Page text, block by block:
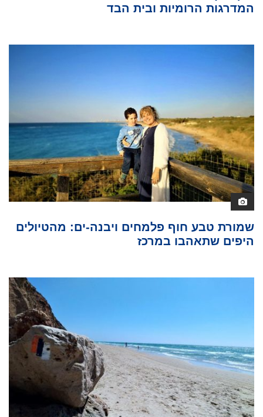
המדרגות הרומיות ובית הבד
שמורת טבע חוף פלמחים ויבנה-ים: מהטיולים
היפים שתאהבו במרכז